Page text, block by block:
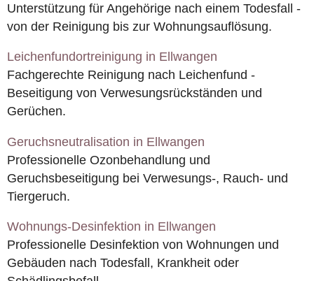
Unterstützung für Angehörige nach einem Todesfall -
von der Reinigung bis zur Wohnungsauflösung.
Leichenfundortreinigung in Ellwangen
Fachgerechte Reinigung nach Leichenfund -
Beseitigung von Verwesungsrückständen und
Gerüchen.
Geruchsneutralisation in Ellwangen
Professionelle Ozonbehandlung und
Geruchsbeseitigung bei Verwesungs-, Rauch- und
Tiergeruch.
Wohnungs-Desinfektion in Ellwangen
Professionelle Desinfektion von Wohnungen und
Gebäuden nach Todesfall, Krankheit oder